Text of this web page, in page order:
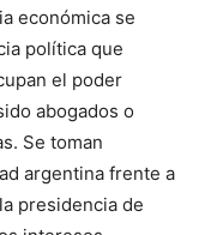
económica se
política que
el poder
abogados o
Se toman
argentina frente a
presidencia de